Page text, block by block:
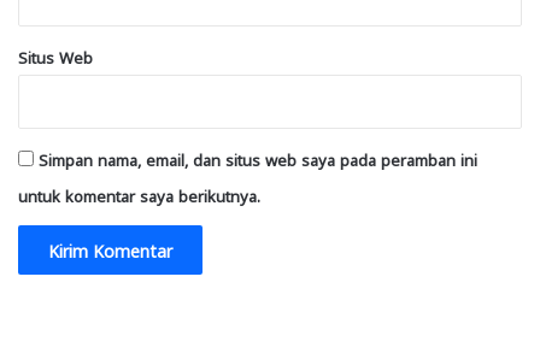
Situs Web
Simpan nama, email, dan situs web saya pada peramban ini
untuk komentar saya berikutnya.